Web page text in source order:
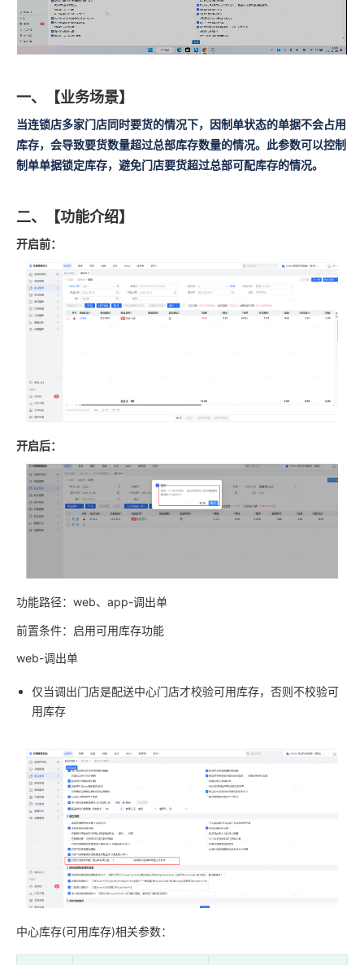
一、【业务场景】
当连锁店多家门店同时要货的情况下，因制单状态的单据不会占用
库存，会导致要货数量超过总部库存数量的情况。此参数可以控制
制单单据锁定库存，避免门店要货超过总部可配库存的情况。
二、【功能介绍】
开启前：
开启后：
功能路径：web、app-调出单
前置条件：启用可用库存功能
web-调出单
仅当调出门店是配送中心门店才校验可用库存，否则不校验可
用库存
中心库存(可用库存)相关参数：